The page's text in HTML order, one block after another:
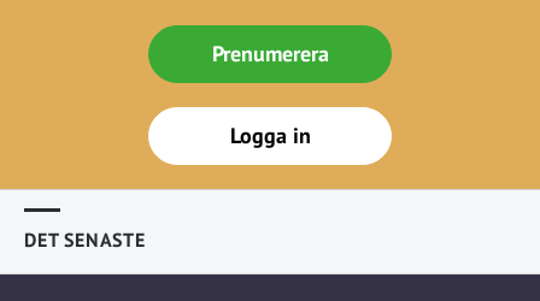
Prenumerera
Logga in
DET SENASTE